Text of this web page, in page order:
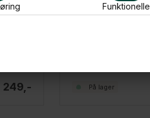
Funktionelle
249,- På lager